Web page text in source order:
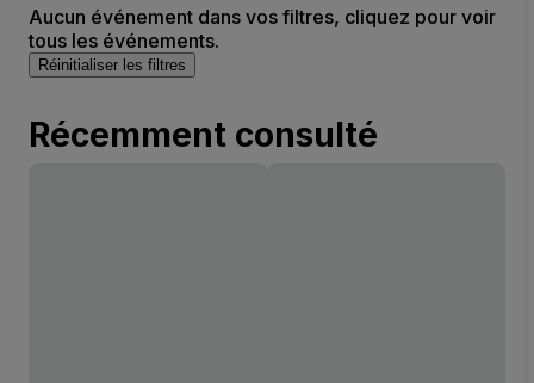
Aucun événement dans vos filtres, cliquez pour voir
tous les événements.
Réinitialiser les filtres
Récemment consulté